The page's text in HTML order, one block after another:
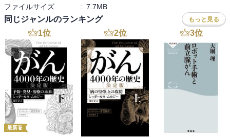
ファイルサイズ
: 7.7MB
同じジャンルのランキング もっと見る
1位
最新巻
2位 3位